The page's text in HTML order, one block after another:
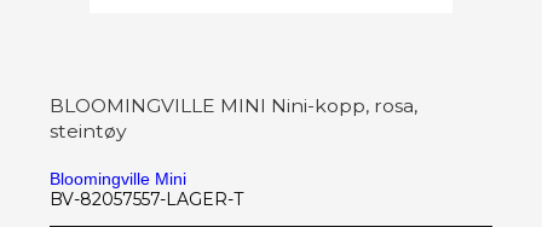
BLOOMINGVILLE MINI Nini-kopp, rosa,
steintøy
Bloomingville Mini
BV-82057557-LAGER-T